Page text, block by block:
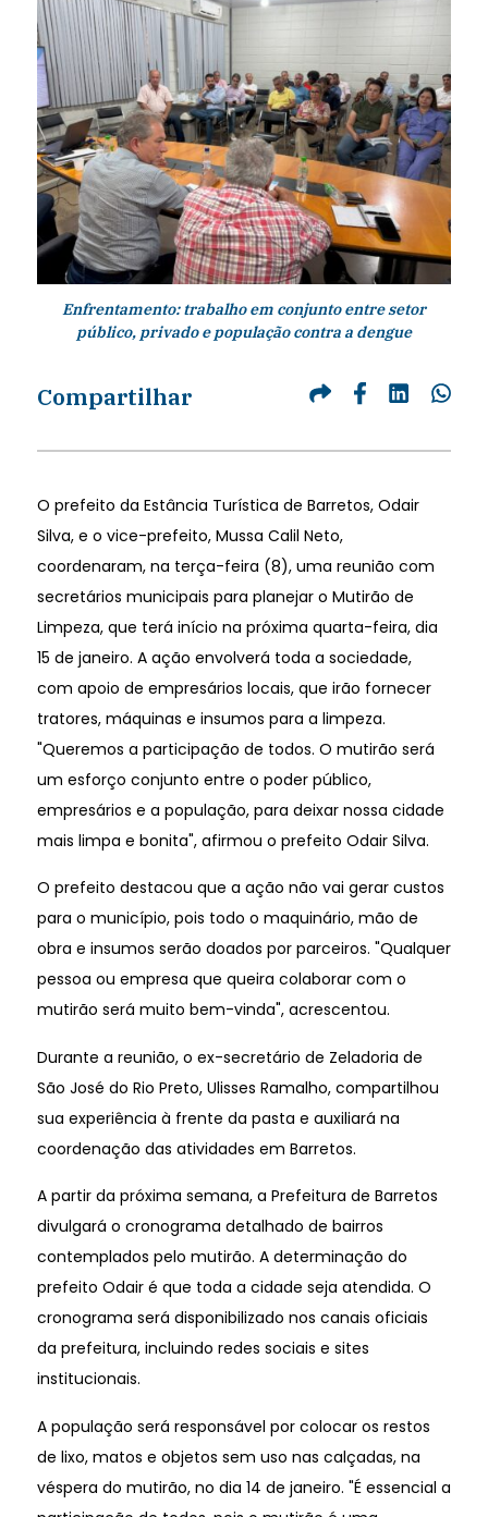
Enfrentamento: trabalho em conjunto entre setor
público, privado e população contra a dengue
Compartilhar
O prefeito da Estância Turística de Barretos, Odair
Silva, e o vice-prefeito, Mussa Calil Neto,
coordenaram, na terça-feira (8), uma reunião com
secretários municipais para planejar o Mutirão de
Limpeza, que terá início na próxima quarta-feira, dia
15 de janeiro. A ação envolverá toda a sociedade,
com apoio de empresários locais, que irão fornecer
tratores, máquinas e insumos para a limpeza.
"Queremos a participação de todos. O mutirão será
um esforço conjunto entre o poder público,
empresários e a população, para deixar nossa cidade
mais limpa e bonita", afirmou o prefeito Odair Silva.
O prefeito destacou que a ação não vai gerar custos
para o município, pois todo o maquinário, mão de
obra e insumos serão doados por parceiros. "Qualquer
pessoa ou empresa que queira colaborar com o
mutirão será muito bem-vinda", acrescentou.
Durante a reunião, o ex-secretário de Zeladoria de
São José do Rio Preto, Ulisses Ramalho, compartilhou
sua experiência à frente da pasta e auxiliará na
coordenação das atividades em Barretos.
A partir da próxima semana, a Prefeitura de Barretos
divulgará o cronograma detalhado de bairros
contemplados pelo mutirão. A determinação do
prefeito Odair é que toda a cidade seja atendida. O
cronograma será disponibilizado nos canais oficiais
da prefeitura, incluindo redes sociais e sites
institucionais.
A população será responsável por colocar os restos
de lixo, matos e objetos sem uso nas calçadas, na
véspera do mutirão, no dia 14 de janeiro. "É essencial a